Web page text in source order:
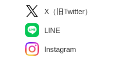
X（旧Twitter）
LINE
Instagram